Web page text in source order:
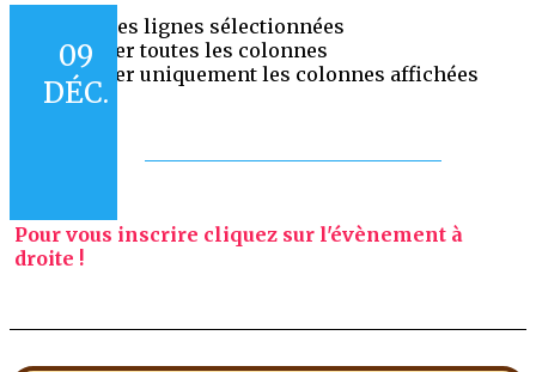
Pour vous inscrire cliquez sur l'évènement à
droite !